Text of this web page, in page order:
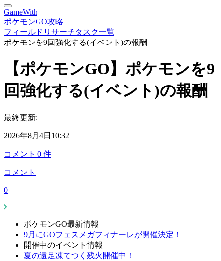
GameWith
ポケモンGO攻略
フィールドリサーチタスク一覧
ポケモンを9回強化する(イベント)の報酬
【ポケモンGO】ポケモンを9
回強化する(イベント)の報酬
最終更新:
2026年8月4日10:32
コメント 0 件
コメント
0
ポケモンGO最新情報
9月にGOフェスメガフィナーレが開催決定！
開催中のイベント情報
夏の遠足凍てつく残火開催中！